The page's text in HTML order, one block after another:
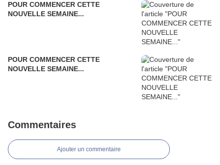
POUR COMMENCER CETTE
NOUVELLE SEMAINE...
POUR COMMENCER CETTE
NOUVELLE SEMAINE...
Commentaires
Ajouter un commentaire